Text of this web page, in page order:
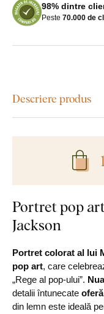
98% dintre
Peste 70.000 de
Descriere produs
Portret pop
Jackson
Portret colorat al lui
pop art, care
„Rege al pop-ului”.
detalii întunecate
din lemn este ideală